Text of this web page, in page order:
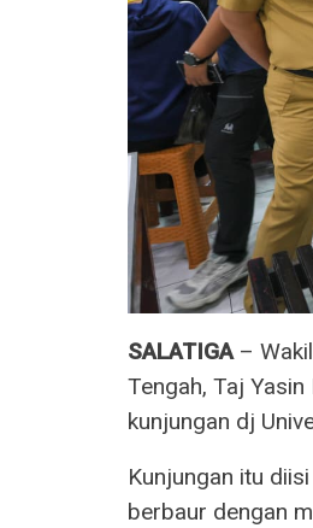
SALATIGA– Wakil
Tengah, Taj
kunjungan dj
Kunjungan itu
berbaur dengan